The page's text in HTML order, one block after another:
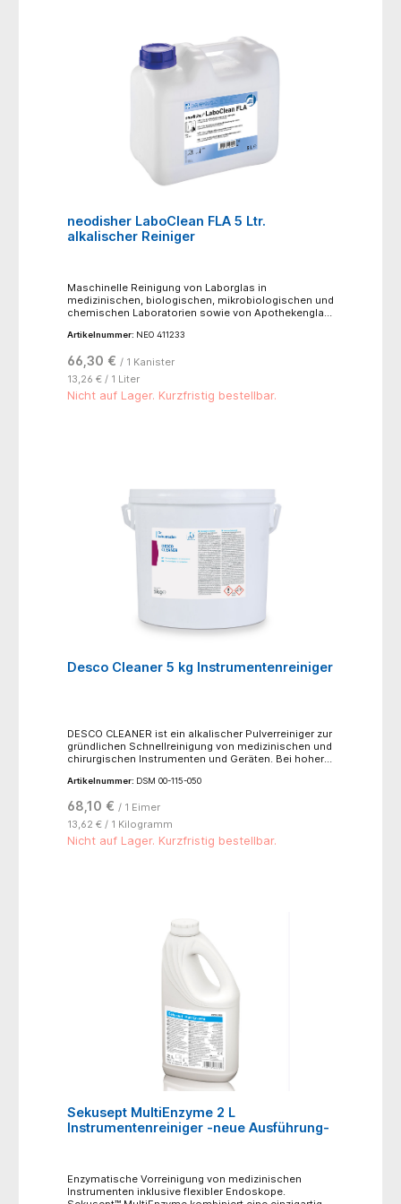
neodisher LaboClean FLA 5 Ltr.
alkalischer Reiniger
Maschinelle Reinigung von Laborglas in
medizinischen, biologischen, mikrobiologischen und
chemischen Laboratorien sowie von Apothekenglas
alkalischer Intensivreiniger mit einem hohen Anteil
Oxidationsmittel sind in neodisher LaboClean FLA
nicht enthalten. neodisher LaboClean FLA ist für die
maschinelle Reinigung von üblichen Laborutensilien
aus Glas, Edelstahl, Kunststoff und keramischem
Artikelnummer: NEO 411233
66,30 € / 1 Kanister
13,26 € / 1 Liter
Nicht auf Lager. Kurzfristig bestellbar.
Desco Cleaner 5 kg Instrumentenreiniger
DESCO CLEANER ist ein alkalischer Pulverreiniger zur
gründlichen Schnellreinigung von medizinischen und
chirurgischen Instrumenten und Geräten. Bei hoher
DESCO CLEANER der ideale Pulverreiniger für alle
Reinigungskraft- besonders für den Einsatz im
Ultraschallbad geeignet- schnell wirksam!! nur für
den professionellen Gebrauch !!Vor Gebrauch Etikett
lesen.
Artikelnummer: DSM 00-115-050
68,10 € / 1 Eimer
13,62 € / 1 Kilogramm
Nicht auf Lager. Kurzfristig bestellbar.
Sekusept MultiEnzyme 2 L
Instrumentenreiniger -neue Ausführung-
Enzymatische Vorreinigung von medizinischen
Instrumenten inklusive flexibler Endoskope.